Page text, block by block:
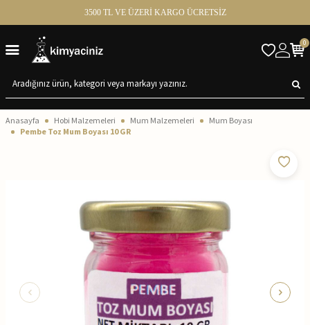
3500 TL VE ÜZERİ KARGO ÜCRETSİZ
0
Anasayfa Hobi Malzemeleri Mum Malzemeleri
Mum Boyası
Pembe Toz Mum Boyası 10 GR